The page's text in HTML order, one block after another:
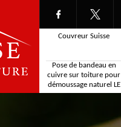
Couvreur Suisse
Pose de bandeau en
cuivre sur toiture pour
démoussage naturel LE